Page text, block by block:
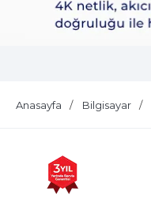
Anasayfa Bilgisayar